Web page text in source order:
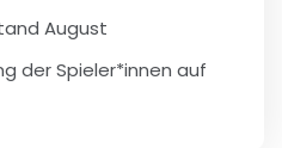
August
der Spieler*innen auf